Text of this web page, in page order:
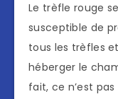
Le trèfle rouge
susceptible de
tous les trèfles
héberger le
fait, ce n’est